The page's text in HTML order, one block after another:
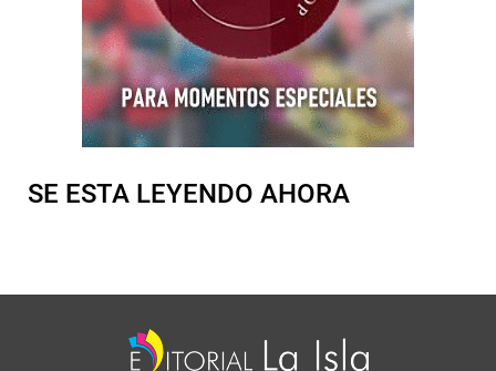
SE ESTA LEYENDO AHORA